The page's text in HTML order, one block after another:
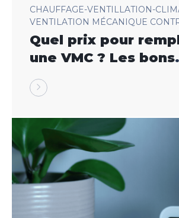
CHAUFFAGE-VENTILLATION-
VENTILATION MÉCANIQUE
Quel prix pour
une VMC ? Les bons
repères pour décider
sereinement